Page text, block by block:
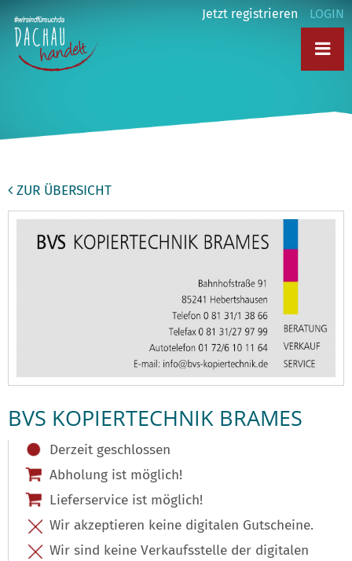
Jetzt registrieren LOGIN
ZUR ÜBERSICHT
BVS KOPIERTECHNIK BRAMES
Derzeit geschlossen
Abholung ist möglich!
Lieferservice ist möglich!
Wir akzeptieren keine digitalen Gutscheine.
Wir sind keine Verkaufsstelle der digitalen